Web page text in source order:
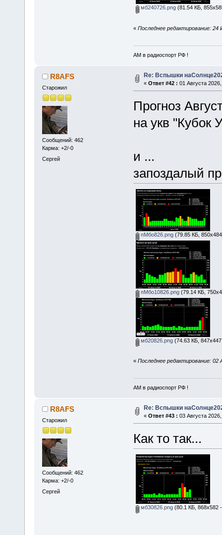
мб240726.png(81.54 КБ,
« Последнее редактирование: 24
АМ в радиоспорт РФ !
R8AFS
Старожил
Сообщений: 462
Карма: +2/-0
Сергей
Re: Вспышки
« Ответ #42 : 01 Августа
Прогноз
на укв "Кубок
и ...
запоздалый
пМбо826.png(79.85 КБ,
пМбо10826.png(79.14 КБ,
мб20826.png(74.63 КБ,
« Последнее редактирование: 02
АМ в радиоспорт РФ !
R8AFS
Старожил
Сообщений: 462
Карма: +2/-0
Сергей
Re: Вспышки
« Ответ #43 : 03 Августа
Как то так...
мб30826.png(80.1 КБ, 868x582